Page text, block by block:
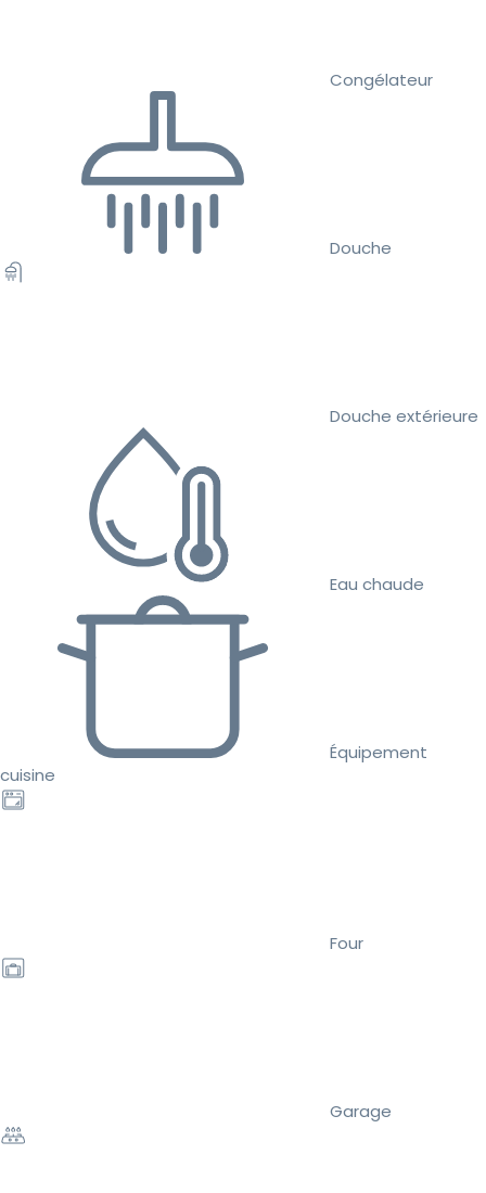
Congélateur
Douche
Douche extérieure
Eau chaude
Équipement
cuisine
Four
Garage